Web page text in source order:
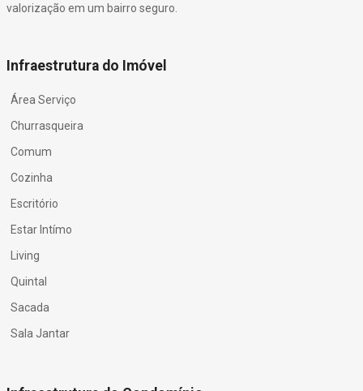
valorização em um bairro seguro.
Infraestrutura do Imóvel
Área Serviço
Churrasqueira
Comum
Cozinha
Escritório
Estar Intímo
Living
Quintal
Sacada
Sala Jantar